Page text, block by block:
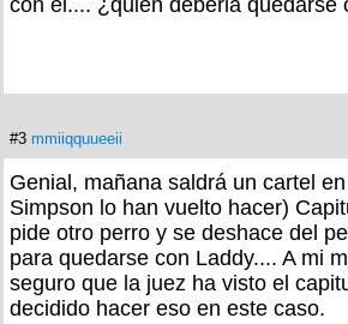
#3 mmiiqquueeii
Genial, mañana saldrá un cartel
Simpson lo han vuelto hacer)
pide otro perro y se deshace del
para quedarse con Laddy.... A mi
seguro que la juez ha visto el
decidido hacer eso en este caso.